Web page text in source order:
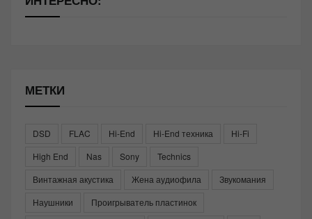
МЕТКИ
DSD FLAC Hi-End Hi-End техника
Hi-Fi
High End
Nas Sony
Technics
Винтажная акустика
Жена аудиофила
Звукомания
Наушники
Проигрыватель пластинок